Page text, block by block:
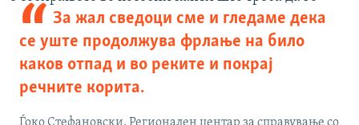
За жал сведоци сме и гледаме дека
се уште продолжува фрлање на било
каков отпад и во реките и покрај
речните корита.